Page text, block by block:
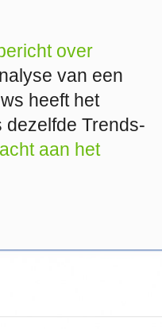
over
van een
heeft het
Trends-
aan het